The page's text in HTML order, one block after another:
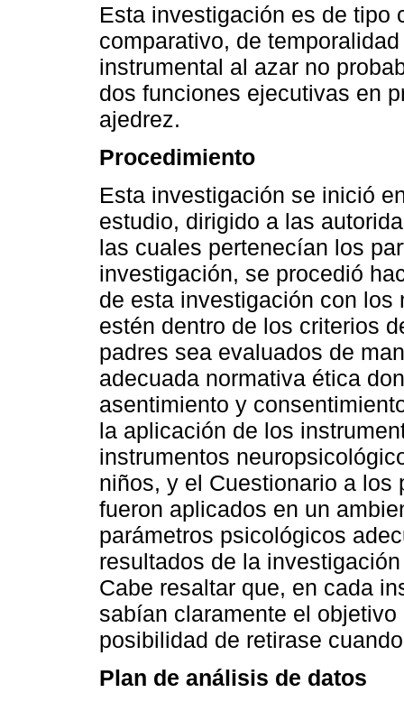
Esta investigación es de tipo
comparativo, de
instrumental al azar no
dos funciones ejecutivas en
ajedrez.
Procedimiento
Esta investigación se inició
estudio, dirigido a las
las cuales pertenecían los
investigación, se procedió
de esta investigación con
estén dentro de los criterios
padres sea evaluados de
adecuada normativa ética
asentimiento y
la aplicación de los
instrumentos
niños, y el Cuestionario a los
fueron aplicados en un
parámetros psicológicos
resultados de la
Cabe resaltar que, en cada
sabían claramente el
posibilidad de retirase
Plan de análisis de datos